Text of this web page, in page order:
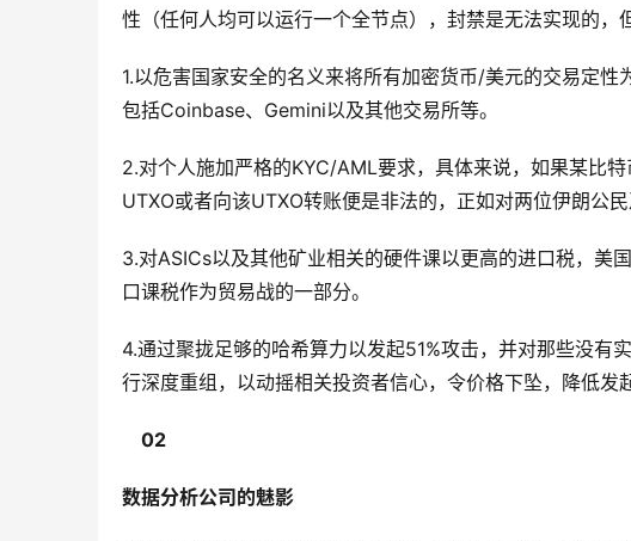
性（任何人均可以运行一个全节点），封禁是无法实现的，
1.以危害国家安全的名义来将所有加密货币/美元的交易
包括Coinbase、Gemini以及其他交易所等。
2.对个人施加严格的KYC/AML要求，具体来说，如果某比
UTXO或者向该UTXO转账便是非法的，正如对两位伊朗公民
3.对ASICs以及其他矿业相关的硬件课以更高的进口税，美
口课税作为贸易战的一部分。
4.通过聚拢足够的哈希算力以发起51%攻击，并对那些没
行深度重组，以动摇相关投资者信心，令价格下坠，降低发
02
数据分析公司的魅影